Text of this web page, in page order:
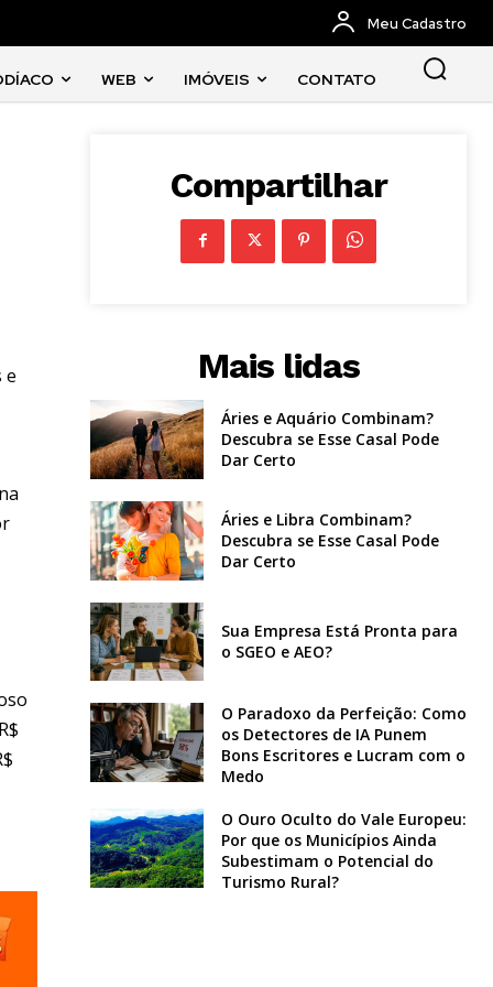
Meu Cadastro
WEB IMÓVEIS CONTATO
e
Compartilhar
Mais lidas
Áries e Aquário Combinam?
Descubra se Esse Casal Pode
Dar Certo
Áries e Libra Combinam?
Descubra se Esse Casal Pode
Dar Certo
Sua Empresa Está Pronta para
o SGEO e AEO?
O Paradoxo da Perfeição: Como
os Detectores de IA Punem
Bons Escritores e Lucram com o
Medo
O Ouro Oculto do Vale Europeu:
Por que os Municípios Ainda
Subestimam o Potencial do
Turismo Rural?